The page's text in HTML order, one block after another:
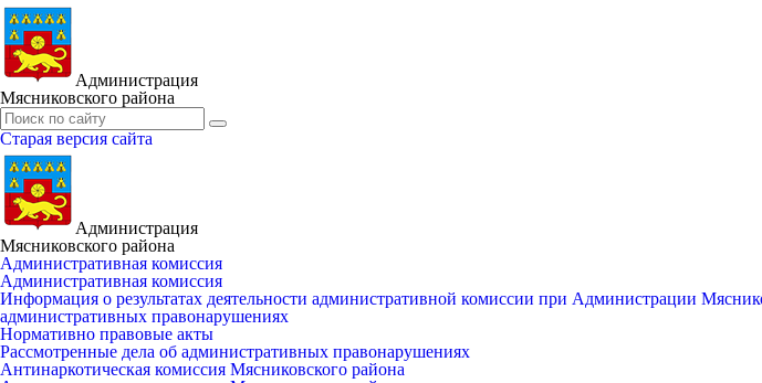
Администрация
Мясниковского района
Старая версия сайта
Администрация
Мясниковского района
Административная комиссия
Административная комиссия
Информация о результатах деятельности административной комиссии при Администрации
административных правонарушениях
Нормативно правовые акты
Рассмотренные дела об административных правонарушениях
Антинаркотическая комиссия Мясниковского района